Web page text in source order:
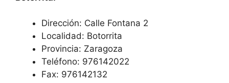
Dirección: Calle Fontana 2
Localidad: Botorrita
Provincia: Zaragoza
Teléfono: 976142022
Fax: 976142132